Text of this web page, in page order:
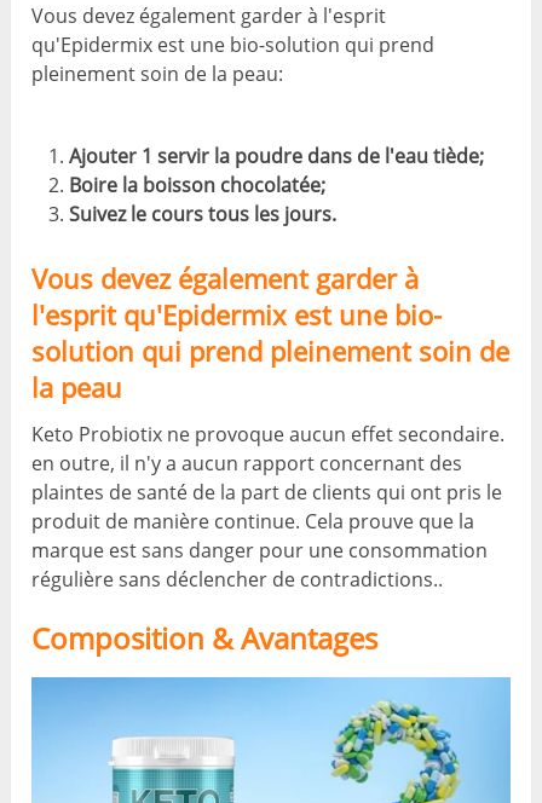
Vous devez également garder à l'esprit
qu'Epidermix est une bio-solution qui prend
pleinement soin de la peau:
Ajouter 1 servir la poudre dans de l'eau tiède;
Boire la boisson chocolatée;
Suivez le cours tous les jours.
Vous devez également garder à
l'esprit qu'Epidermix est une bio-
solution qui prend pleinement soin de
la peau
Keto Probiotix ne provoque aucun effet secondaire.
en outre, il n'y a aucun rapport concernant des
plaintes de santé de la part de clients qui ont pris le
produit de manière continue. Cela prouve que la
marque est sans danger pour une consommation
régulière sans déclencher de contradictions..
Composition & Avantages